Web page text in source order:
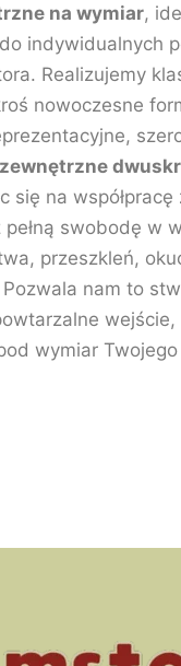
na wymiar,
indywidualnych
Realizujemy
nowoczesne
się na współpracę
pełną swobodę w
przeszkleń,
nam to
wejście,
wymiar